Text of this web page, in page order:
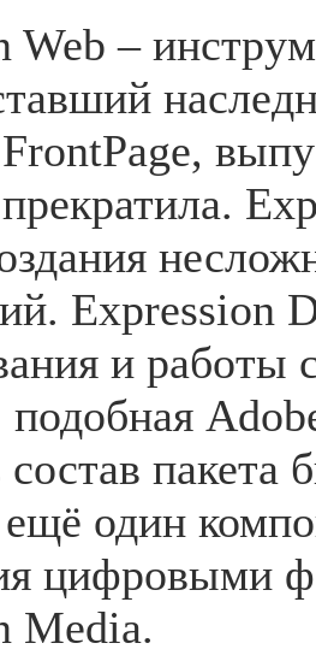
Web –
Expression
и работы
подобная
пакета
один
цифровыми
Media.